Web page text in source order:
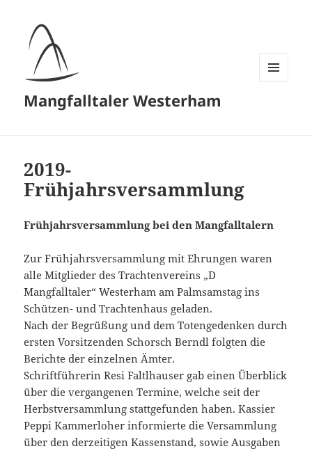
Mangfalltaler Westerham
2019-
Frühjahrsversammlung
Frühjahrsversammlung bei den Mangfalltalern
Zur Frühjahrsversammlung mit Ehrungen waren
alle Mitglieder des Trachtenvereins „D
´Mangfalltaler“ Westerham am Palmsamstag ins
Schützen- und Trachtenhaus geladen.
Nach der Begrüßung und dem Totengedenken durch
ersten Vorsitzenden Schorsch Berndl folgten die
Berichte der einzelnen Ämter.
Schriftführerin Resi Faltlhauser gab einen Überblick
über die vergangenen Termine, welche seit der
Herbstversammlung stattgefunden haben. Kassier
Peppi Kammerloher informierte die Versammlung
über den derzeitigen Kassenstand, sowie Ausgaben